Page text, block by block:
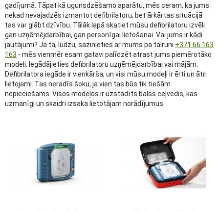
gadījumā. Tāpat kā ugunsdzēšamo aparātu, mēs ceram, ka jums
nekad nevajadzēs izmantot defibrilatoru; bet ārkārtas situācijā
tas var glābt dzīvību. Tālāk lapā skatiet mūsu defibrilatoru izvēli
gan uzņēmējdarbībai, gan personīgai lietošanai. Vai jums ir kādi
jautājumi? Ja tā, lūdzu, sazinieties ar mums pa tālruni +371 66 163
163 - mēs vienmēr esam gatavi palīdzēt atrast jums piemērotāko
modeli. Iegādājieties defibrilatoru uzņēmējdarbībai vai mājām.
Defibrilatora iegāde ir vienkārša, un visi mūsu modeļi ir ērti un ātri
lietojami. Tas neradīs šoku, ja vien tas būs tik tiešām
nepieciešams. Visos modeļos ir uzstādīts balss ceļvedis, kas
uzmanīgi un skaidri izsaka lietotājam norādījumus.